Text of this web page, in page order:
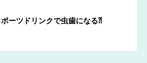
ポーツドリンクで虫歯になる⁈